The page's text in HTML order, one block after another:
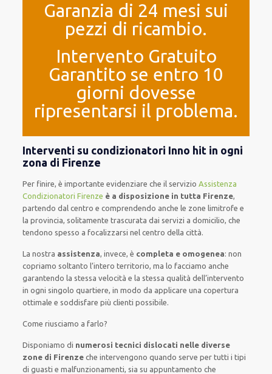
Garanzia di 24 mesi sui
pezzi di ricambio.
Intervento Gratuito
Garantito se entro 10
giorni dovesse
ripresentarsi il problema.
Interventi su condizionatori Inno hit in ogni
zona di Firenze
Per finire, è importante evidenziare che il servizioAssistenza
Condizionatori Firenze è a disposizione in tutta Firenze,
partendo dal centro e comprendendo anche le zone limitrofe e
la provincia, solitamente trascurata dai servizi a domicilio, che
tendono spesso a focalizzarsi nel centro della città.
La nostra assistenza, invece, è completa e omogenea: non
copriamo soltanto l’intero territorio, ma lo facciamo anche
garantendo la stessa velocità e la stessa qualità dell’intervento
in ogni singolo quartiere, in modo da applicare una copertura
ottimale e soddisfare più clienti possibile.
Come riusciamo a farlo?
Disponiamo di numerosi tecnici dislocati nelle diverse
zone di Firenze che intervengono quando serve per tutti i tipi
di guasti e malfunzionamenti, sia su appuntamento che